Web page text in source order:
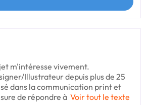
m'intéresse vivement.
Illustrateur depuis plus de 25
dans la communication print et
de répondre à Voir tout le texte